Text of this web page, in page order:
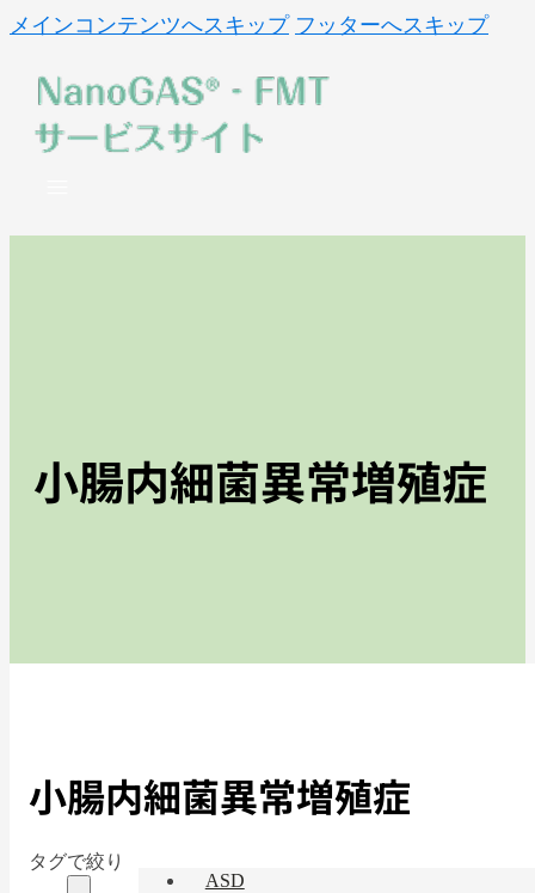
メインコンテンツへスキップ フッターへスキップ
小腸内細菌異常増殖症
小腸内細菌異常増殖症
タグで絞り
ASD